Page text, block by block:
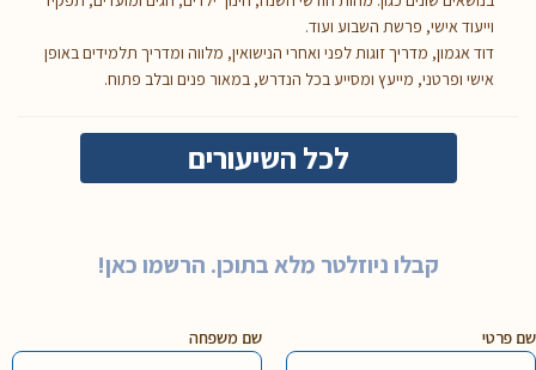
וייעוד אישי, פרשת השבוע ועוד.
דוד אגמון, מדריך זוגות לפני ואחרי הנישואין, מלווה ומדריך תלמידים באופן
אישי ופרטני, מייעץ ומסייע בכל הנדרש, במאור פנים ובלב פתוח.
לכל השיעורים
קבלו ניוזלטר מלא בתוכן. הרשמו כאן!
שם פרטי שם משפחה